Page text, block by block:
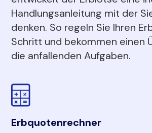
Handlungsanleitung mit der
denken. So regeln Sie Ihren
Schritt und bekommen einen
die anfallenden Aufgaben.
Erbquotenrechner